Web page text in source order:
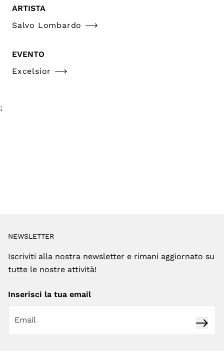
ARTISTA
Salvo Lombardo
EVENTO
Excelsior
;
NEWSLETTER
Iscriviti alla nostra newsletter e rimani aggiornato su
tutte le nostre attività!
Inserisci la tua email